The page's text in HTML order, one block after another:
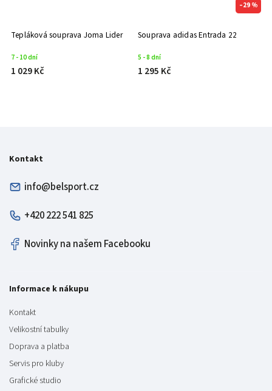
Tepláková souprava Joma Lider
7 - 10 dní
1 029 Kč
–29 %
Souprava adidas Entrada 22
5 - 8 dní
1 295 Kč
Kontakt
info@belsport.cz
+420 222 541 825
Novinky na našem Facebooku
Informace k nákupu
Kontakt
Velikostní tabulky
Doprava a platba
Servis pro kluby
Grafické studio